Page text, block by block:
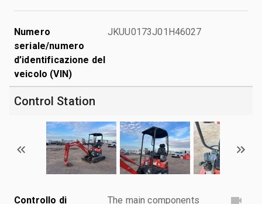
Numero
seriale/numero
d’identificazione del
veicolo (VIN)
JKUU0173J01H46027
Control Station
Controllo di
The main components